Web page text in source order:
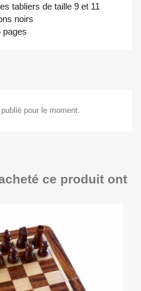
tabliers de taille 9 et 11
noirs
pages
pour le moment.
ce produit ont